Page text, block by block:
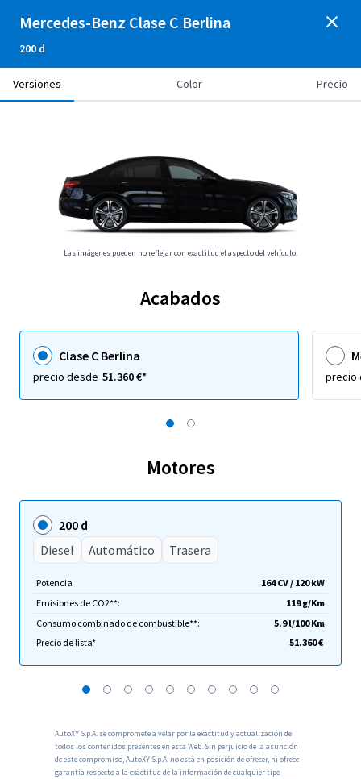
Mercedes-Benz Clase C Berlina
200 d
Versiones Color Precio
Las imágenes pueden no reflejar con exactitud el aspecto del vehículo.
Acabados
Clase C Berlina
precio desde 51.360 €* precio
Motores
200 d
Diesel
Automático Trasera
Potencia
164 CV / 120 kW
Emisiones de CO2**:
119 g/Km
Consumo combinado de combustible**:
5.9 l/100 Km
Precio de lista*
51.360 €
AutoXY S.p.A. se compromete a velar por la exactitud y actualización de
todos los contenidos presentes en esta Web. Sin perjuicio de la asunción
de este compromiso, AutoXY S.p.A. no está en posición de ofrecer, ni ofrece
garantía respecto a la exactitud de la información de cualquier tipo